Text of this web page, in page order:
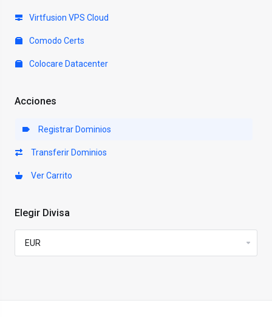
Virtfusion VPS Cloud
Comodo Certs
Colocare Datacenter
Acciones
Registrar Dominios
Transferir Dominios
Ver Carrito
Elegir Divisa